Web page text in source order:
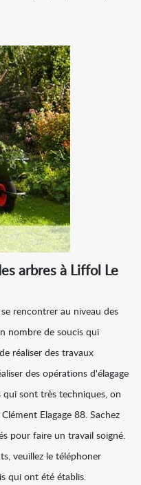
arbres à Liffol Le
rencontrer au niveau des
nombre de soucis qui
réaliser des travaux
des opérations d'élagage
qui sont très techniques, on
Elagage 88. Sachez
pour faire un travail soigné.
veuillez le téléphoner
qui ont été établis.